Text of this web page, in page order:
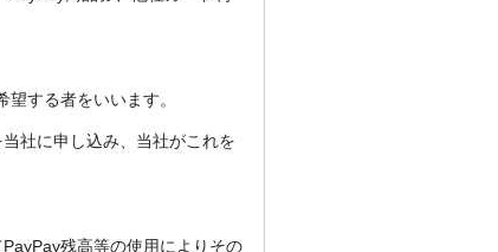
する者をいいます。
社に申し込み、当社がこれを
残高等の使用によりその